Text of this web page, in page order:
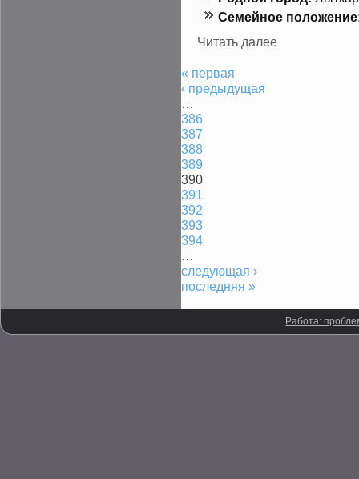
Семейнοе
Читать далее
« первая
‹ предыдущая
…
386
387
388
389
390
391
392
393
394
…
следующая ›
последняя »
Работа: